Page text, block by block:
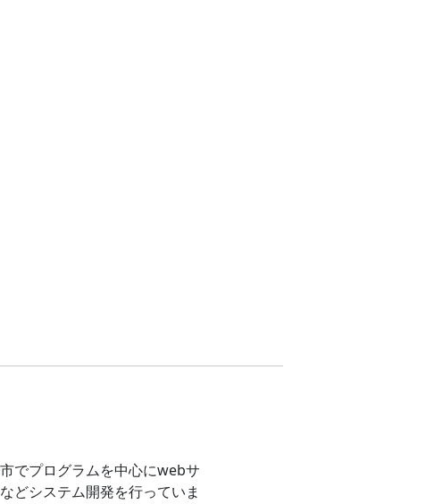
でプログラムを中心にwebサ
どシステム開発を行っていま